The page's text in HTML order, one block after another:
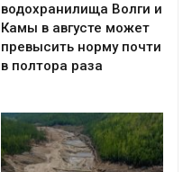
водохранилища Волги и
Камы в августе может
превысить норму почти
в полтора раза